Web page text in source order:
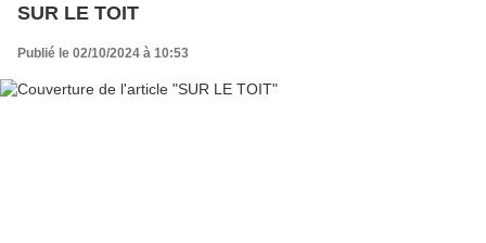
SUR LE TOIT
Publié le 02/10/2024 à 10:53